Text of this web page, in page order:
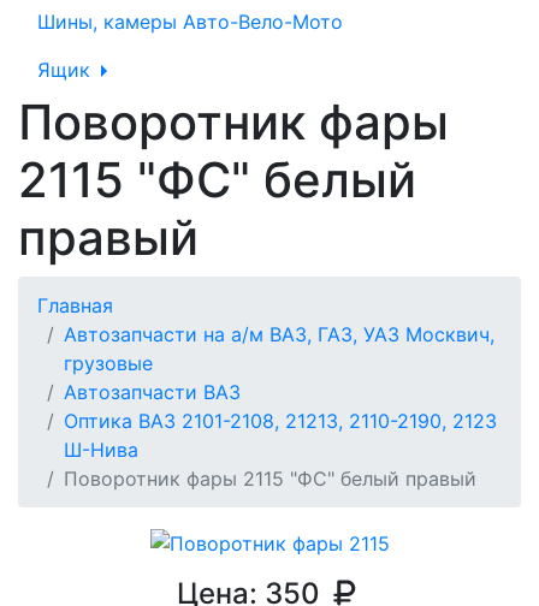
Шины, камеры Авто-Вело-Мото
Ящик
Поворотник фары
2115 "ФС" белый
правый
Главная
Автозапчасти на а/м ВАЗ, ГАЗ, УАЗ Москвич,
грузовые
Автозапчасти ВАЗ
Оптика ВАЗ 2101-2108, 21213, 2110-2190, 2123
Ш-Нива
Поворотник фары 2115 "ФС" белый правый
Цена: 350